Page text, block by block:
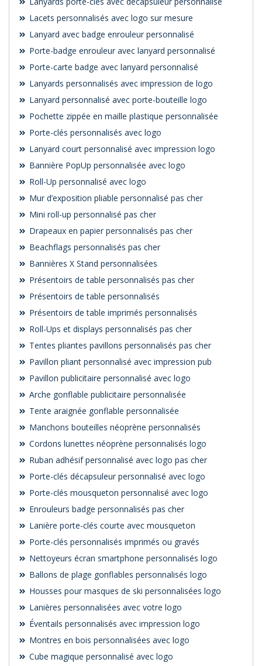
Lacets personnalisés avec logo sur mesure
Lanyard avec badge enrouleur personnalisé
Porte-badge enrouleur avec lanyard personnalisé
Porte-carte badge avec lanyard personnalisé
Lanyards personnalisés avec impression de logo
Lanyard personnalisé avec porte-bouteille logo
Pochette zippée en maille plastique personnalisée
Porte-clés personnalisés avec logo
Lanyard court personnalisé avec impression logo
Bannière PopUp personnalisée avec logo
Roll-Up personnalisé avec logo
Mur d’exposition pliable personnalisé pas cher
Mini roll-up personnalisé pas cher
Drapeaux en papier personnalisés pas cher
Beachflags personnalisés pas cher
Bannières X Stand personnalisées
Présentoirs de table personnalisés pas cher
Présentoirs de table personnalisés
Présentoirs de table imprimés personnalisés
Roll-Ups et displays personnalisés pas cher
Tentes pliantes pavillons personnalisés pas cher
Pavillon pliant personnalisé avec impression pub
Pavillon publicitaire personnalisé avec logo
Arche gonflable publicitaire personnalisée
Tente araignée gonflable personnalisée
Manchons bouteilles néoprène personnalisés
Cordons lunettes néoprène personnalisés logo
Ruban adhésif personnalisé avec logo pas cher
Porte-clés décapsuleur personnalisé avec logo
Porte-clés mousqueton personnalisé avec logo
Enrouleurs badge personnalisés pas cher
Lanière porte-clés courte avec mousqueton
Porte-clés personnalisés imprimés ou gravés
Nettoyeurs écran smartphone personnalisés logo
Ballons de plage gonflables personnalisés logo
Housses pour masques de ski personnalisées logo
Lanières personnalisées avec votre logo
Éventails personnalisés avec impression logo
Montres en bois personnalisées avec logo
Cube magique personnalisé avec logo